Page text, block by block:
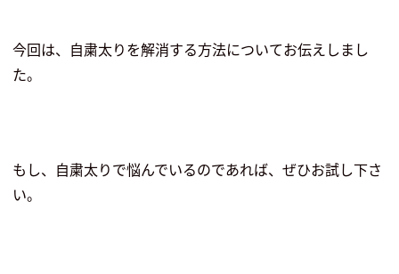
今回は、自粛太りを解消する方法についてお伝えしまし
た。
もし、自粛太りで悩んでいるのであれば、ぜひお試し下さ
い。